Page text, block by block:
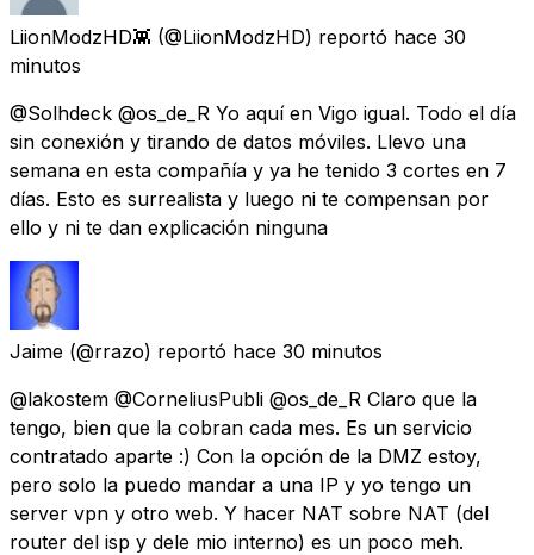
LiionModzHD👾 (@LiionModzHD) reportó hace 30
minutos
@Solhdeck @os_de_R Yo aquí en Vigo igual. Todo el día
sin conexión y tirando de datos móviles. Llevo una
semana en esta compañía y ya he tenido 3 cortes en 7
días. Esto es surrealista y luego ni te compensan por
ello y ni te dan explicación ninguna
Jaime (@rrazo) reportó hace 30 minutos
@lakostem @CorneliusPubli @os_de_R Claro que la
tengo, bien que la cobran cada mes. Es un servicio
contratado aparte :) Con la opción de la DMZ estoy,
pero solo la puedo mandar a una IP y yo tengo un
server vpn y otro web. Y hacer NAT sobre NAT (del
router del isp y dele mio interno) es un poco meh.